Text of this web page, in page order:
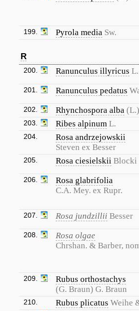
199. Pyrola media Sw.
R
200. Ranunculus illyricus L.
201. Ranunculus pedatus
202. Rhynchospora alba
203. Ribes alpinum L.
204.
Rosa andrzejowskii
Steven ex Besser
205. Rosa ciesielskii Blocki
206.
Rosa glabrifolia
C.A. Mey. ex Rupr.
207. Rosa jundzillii Besser
208.
Rosa olgae
Chrshan. & Barber,
209.
Rubus orthostachys
(G. Braun) G. Braun
210. Rubus plicatus Weihe